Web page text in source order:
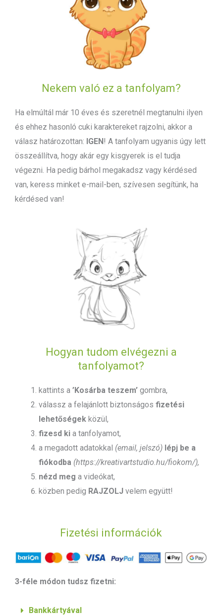
Nekem való ez a tanfolyam?
Ha elmúltál már 10 éves és szeretnél megtanulni ilyen
és ehhez hasonló cuki karaktereket rajzolni, akkor a
válasz határozottan: IGEN! A tanfolyam ugyanis úgy lett
összeállítva, hogy akár egy kisgyerek is el tudja
végezni. Ha pedig bárhol megakadsz vagy kérdésed
van, keress minket e-mail-ben, szívesen segítünk, ha
kérdésed van!
Hogyan tudom elvégezni a
tanfolyamot?
kattints a ’Kosárba teszem’ gombra,
válassz a felajánlott biztonságos fizetési
lehetőségek közül,
fizesd ki a tanfolyamot,
a megadott adatokkal (email, jelszó) lépj be a
fiókodba (https://kreativartstudio.hu/fiokom/),
nézd meg a videókat,
közben pedig RAJZOLJ velem együtt!
Fizetési információk
3-féle módon tudsz fizetni:
Bankkártyával